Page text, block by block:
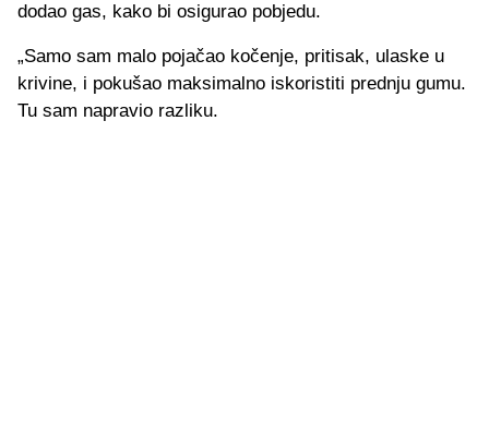
dodao gas, kako bi osigurao pobjedu.
„Samo sam malo pojačao kočenje, pritisak, ulaske u
krivine, i pokušao maksimalno iskoristiti prednju gumu.
Tu sam napravio razliku.